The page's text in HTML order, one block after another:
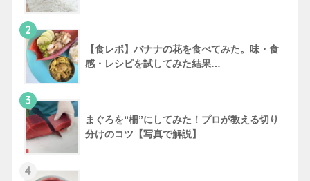
2
【食レポ】バナナの花を食べてみた。味・食
感・レシピを試してみた結果…
3
まぐろを“柵”にしてみた！プロが教える切り
分けのコツ【写真で解説】
4